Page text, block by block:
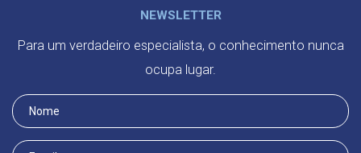
NEWSLETTER
Para um verdadeiro especialista, o conhecimento nunca
ocupa lugar.